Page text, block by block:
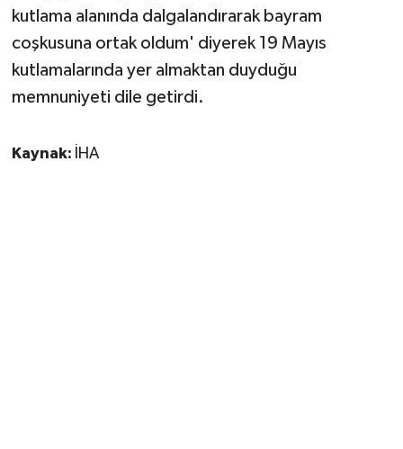
kutlama alanında dalgalandırarak bayram
coşkusuna ortak oldum' diyerek 19 Mayıs
kutlamalarında yer almaktan duyduğu
memnuniyeti dile getirdi.
Kaynak: İHA